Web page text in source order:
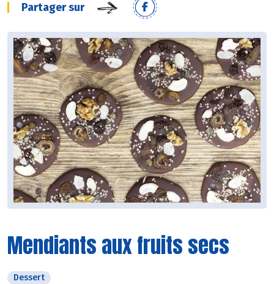
Partager sur
Mendiants aux fruits secs
Dessert